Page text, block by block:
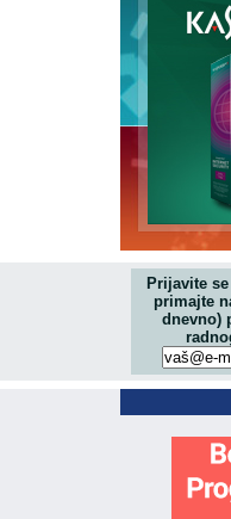
Prijavite
primajte
dnevno)